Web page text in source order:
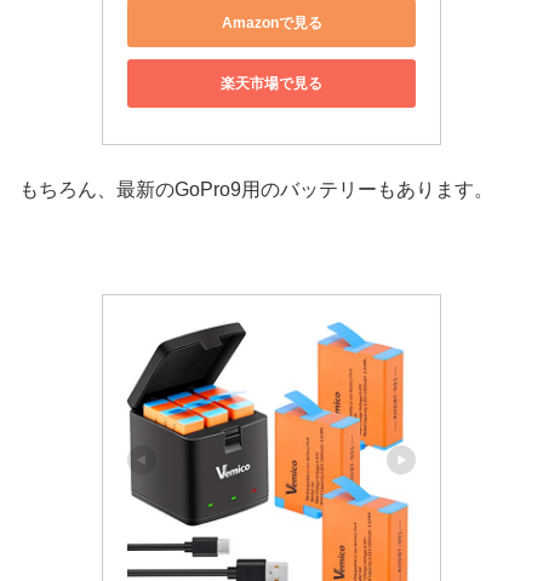
Amazonで見る
楽天市場で見る
もちろん、最新のGoPro9用のバッテリーもあります。